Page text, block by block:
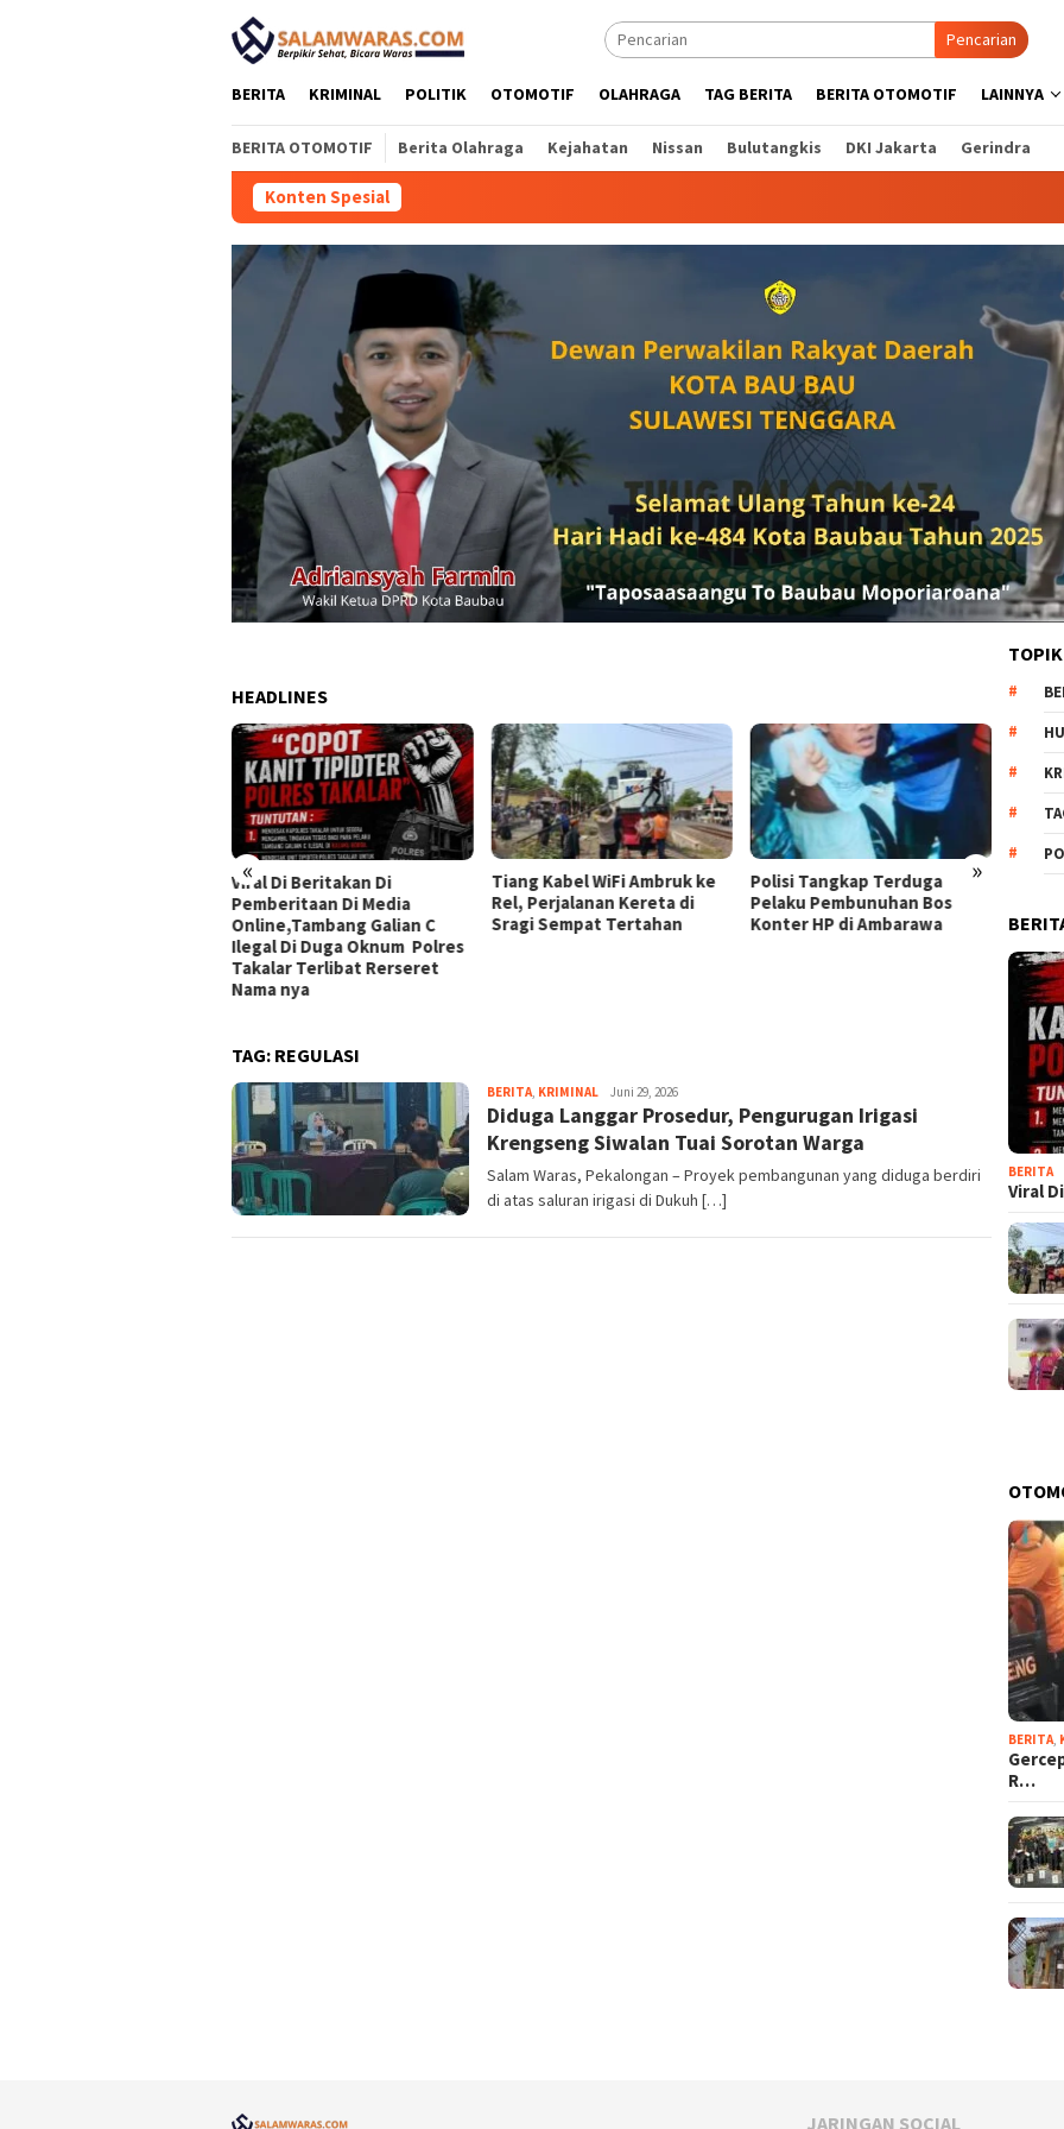
Pencarian
BERITA KRIMINAL POLITIK OTOMOTIF OLAHRAGA TAG BERITA BERITA OTOMOTIF LAINNYA
BERITA OTOMOTIF Berita Olahraga Kejahatan Nissan Bulutangkis DKI Jakarta Gerindra
Konten Spesial
HEADLINES
« »
Tiang Kabel WiFi Ambruk ke
Rel, Perjalanan Kereta di
Sragi Sempat Tertahan
Polisi Tangkap Terduga
Pelaku Pembunuhan Bos
Konter HP di Ambarawa
Polisi Tangkap Terduga
Pelaku Pembunuhan Bos
Konter HP di Ambarawa
di
TAG: REGULASI
BERITA, KRIMINAL Jambul
Juni 29, 2026
Diduga Langgar Prosedur, Pengurugan Irigasi
Krengseng Siwalan Tuai Sorotan Warga
Salam Waras, Pekalongan – Proyek pembangunan yang diduga berdiri
di atas saluran irigasi di Dukuh […]
BERITA
Viral
BERITA
R…
JARINGAN SOCIAL